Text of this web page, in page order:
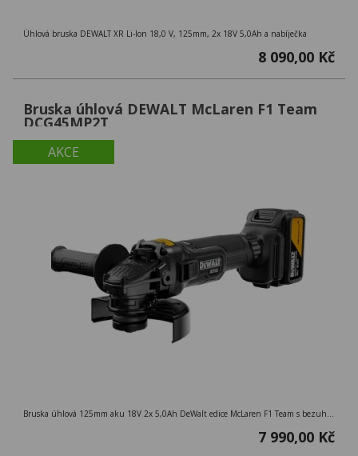
Úhlová bruska DEWALT XR Li-Ion 18,0 V, 125mm, 2x 18V 5,0Ah a nabíječka
8 090,00 Kč
AKCE
Bruska úhlová DEWALT McLaren F1 Team
DCG45MP2T
Bruska úhlová 125mm aku 18V 2x 5,0Ah DeWalt edice McLaren F1 Team s bezuhlíkovým motorem
7 990,00 Kč